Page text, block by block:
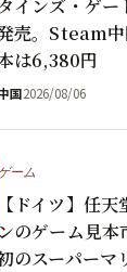
タインズ・ゲ
売。Steam
は6,380円
国2026/08/06
ーム
【ドイツ】任
ンのゲーム見本
のスーパーマ